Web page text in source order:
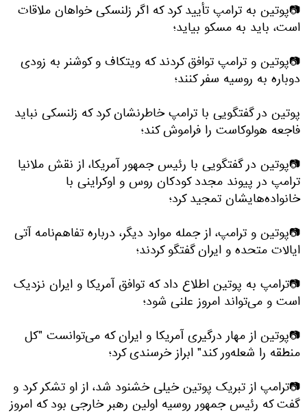
📷پوتین به ترامپ تأیید کرد که اگر زلنسکی خواهان ملاقات
است، باید به مسکو بیاید؛
📷پوتین و ترامپ توافق کردند که ویتکاف و کوشنر به زودی
دوباره به روسیه سفر کنند؛
پوتین در گفتگویی با ترامپ خاطرنشان کرد که زلنسکی نباید
فاجعه هولوکاست را فراموش کند؛
📷پوتین در گفتگویی با رئیس جمهور آمریکا، از نقش ملانیا
ترامپ در پیوند مجدد کودکان روس و اوکراینی با
خانواده‌هایشان تمجید کرد؛
📷پوتین و ترامپ، از جمله موارد دیگر، درباره تفاهم‌نامه آتی
ایالات متحده و ایران گفتگو کردند؛
📷ترامپ به پوتین اطلاع داد که توافق آمریکا و ایران نزدیک
است و می‌تواند امروز علنی شود؛
📷پوتین از مهار درگیری آمریکا و ایران که می‌توانست "کل
منطقه را شعله‌ور کند" ابراز خرسندی کرد؛
📷ترامپ از تبریک پوتین خیلی خشنود شد، از او تشکر کرد و
گفت که رئیس جمهور روسیه اولین رهبر خارجی بود که امروز